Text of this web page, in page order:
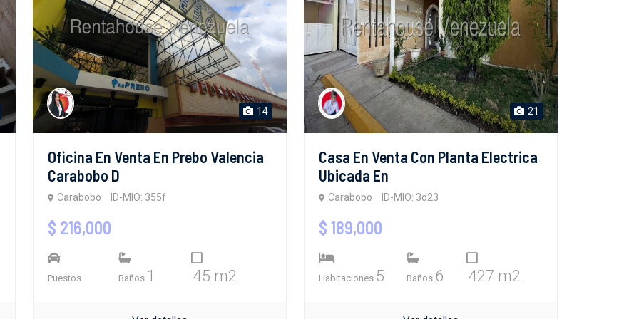
14
Oficina En Venta En Prebo Valencia
Carabobo D
Carabobo ID-MIO: 355f
$ 216,000
Puestos Baños 1 45 m2
21
Casa En Venta Con Planta Electrica
Ubicada En
Carabobo ID-MIO: 3d23
$ 189,000
Habitaciones 5 Baños 6 427 m2